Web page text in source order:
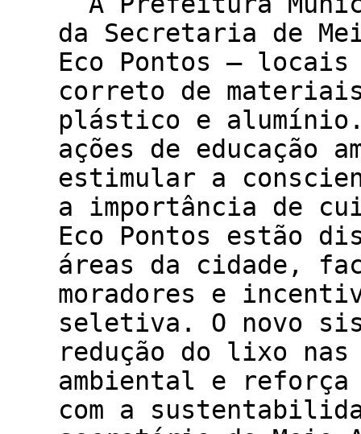
da Secretaria de
Eco Pontos —
correto de
plástico e
ações de educação
estimular a
a importância de
Eco Pontos estão
áreas da cidade,
moradores e
seletiva. O novo
redução do lixo
ambiental e reforça
com a